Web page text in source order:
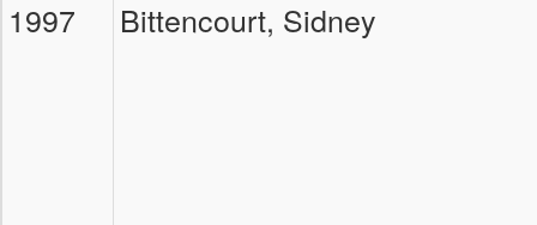
1997 Bittencourt, Sidney